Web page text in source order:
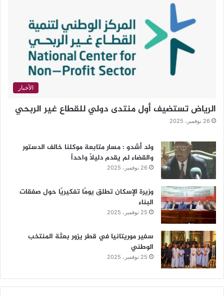
الأخبار
الرياض تستضيف أول منتدى دولي للقطاع غير الربحي
26 نوفمبر، 2025
ولد أشدو : مسار متابعة موكلنا خالف الدستور
والقضاء لم يقدم دليلاً واحداً
26 نوفمبر، 2025
وزيرة الإسكان تطلق يومًا تفكيريًا حول صفقات
البناء
25 نوفمبر، 2025
سفير موريتانيا في قطر يزور بعثة المنتخب
الوطني
25 نوفمبر، 2025